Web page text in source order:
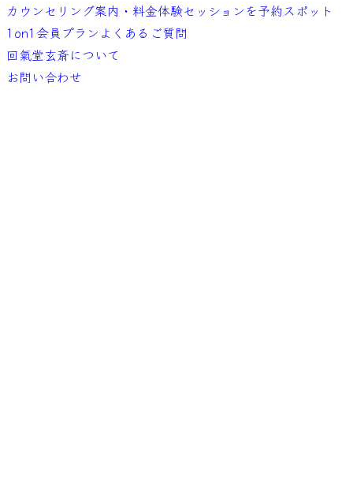
カウンセリング案内・料金体験セッションを予約スポット
1on1 会員プラン よくあるご質問
回氣堂玄斎について
お問い合わせ